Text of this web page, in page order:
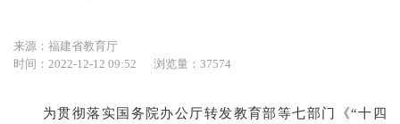
来源：福建省教育厅
时间：2022-12-12 09:52
浏览量：37574
为贯彻落实国务院办公厅转发教育部等七部门《“十四